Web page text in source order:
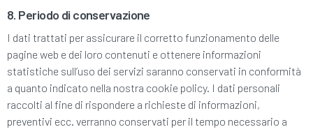
8. Periodo di conservazione
I dati trattati per assicurare il corretto funzionamento delle
pagine web e dei loro contenuti e ottenere informazioni
statistiche sull’uso dei servizi saranno conservati in conformità
a quanto indicato nella nostra cookie policy. I dati personali
raccolti al fine di rispondere a richieste di informazioni,
preventivi ecc. verranno conservati per il tempo necessario a